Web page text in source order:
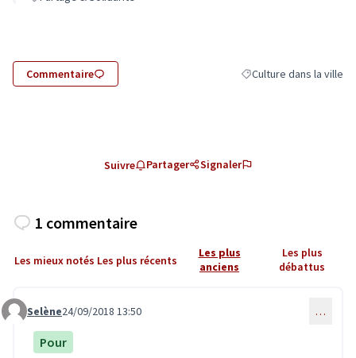
Commentaire Filtrer les résultats de
Culture dans la ville
Suivre Partager Signaler
1 commentaire
Les mieux notés Les plus récents
Les plus
anciens
Les plus
débattus
Commentaire 828
Selène24/09/2018 13:50 …
Pour